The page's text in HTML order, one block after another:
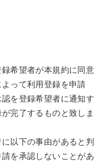
希望者が本規約に同意
って利用登録を申請
を登録希望者に通知す
完了するものと致しま
以下の事由があると判
を承認しないことがあ